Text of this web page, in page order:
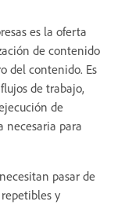
es la oferta
de contenido
del contenido. Es
de trabajo,
de
necesaria para
pasar de
y